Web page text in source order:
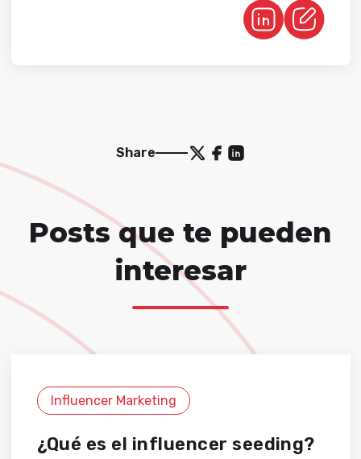
Share
Posts que te pueden
interesar
Influencer Marketing
¿Qué es el influencer seeding?